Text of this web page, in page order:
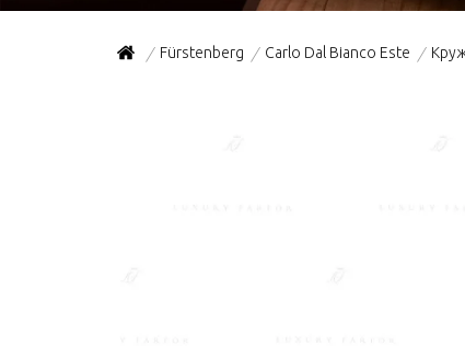
/ Fürstenberg / Carlo Dal Bianco Este /